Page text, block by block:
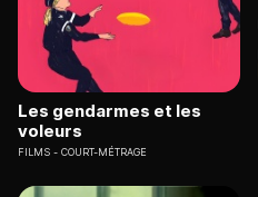
Les gendarmes et les
voleurs
FILMS COURT-MÉTRAGE